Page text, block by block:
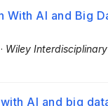
With AI and Big
· Wiley
AI and big